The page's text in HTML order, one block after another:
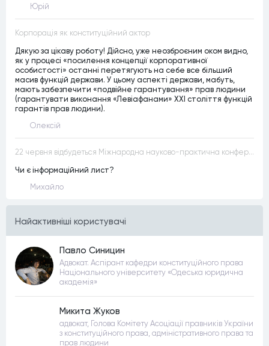
Юрій
Корпорація як конституційний актор
Дякую за цікаву роботу! Дійсно, уже неозброєним оком видно,
як у процесі «посилення концепції корпоративної
особистості» останні перетягують на себе все більший
масив функцій держави. У цьому аспекті держави, мабуть,
мають забезпечити «подвійне гарантування» прав людини
(гарантувати виконання «Левіафанами» ХХІ століття функцій
гарантів прав людини).
Олексій
22 червня відбудеться Міжнародна науково-практична конференція “Конституційна демократія в умовах загроз територіальній цілісності та національній безпеці”
Чи є інформаційний лист?
Михайло
Найактивнiшi користувачi
Павло Синицин
Адвокат. Аспірант кафедри конституційного права
Національного університету «Одеська юридична
академія»
Микита Жуков
адвокат, Голова Комітету Асоціації правників України
з конституційного права, адміністративного права та
прав людини